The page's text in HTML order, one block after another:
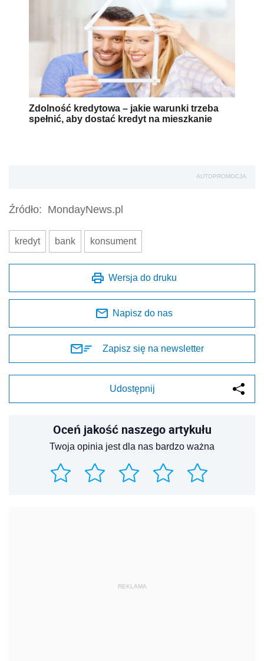
Zdolność kredytowa – jakie warunki trzeba
spełnić, aby dostać kredyt na mieszkanie
AUTOPROMOCJA
Źródło: MondayNews.pl
kredyt bank konsument
Wersja do druku
Napisz do nas
Zapisz się na newsletter
Udostępnij
Oceń jakość naszego artykułu
Twoja opinia jest dla nas bardzo ważna
REKLAMA